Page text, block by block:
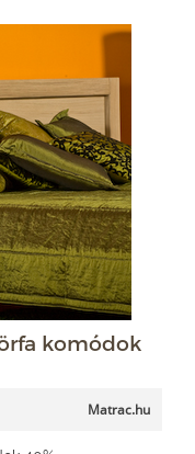
komódok
Matrac.hu